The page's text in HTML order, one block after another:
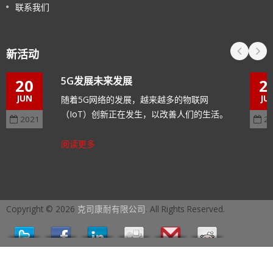
联系我们
新活动
20
JUN
2021
5G发展未来发展
随着5G网络的发展，越来越多的物联网
（IoT）创新正在发生，以改善人们的生活。
阅读更多
Copyright © 2026 克司康耐有限公司. All Rights Reserved.